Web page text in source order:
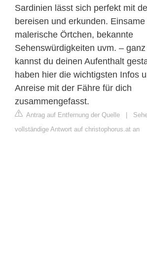
Sardinien lässt sich perfekt mit
bereisen und erkunden.
malerische Örtchen, bekannte
Sehenswürdigkeiten uvm. –
kannst du deinen Aufenthalt
haben hier die wichtigsten Infos
Anreise mit der Fähre für dich
zusammengefasst.
Antrag auf Entfernung der Quelle |
vollständige Antwort auf christophorus.at an